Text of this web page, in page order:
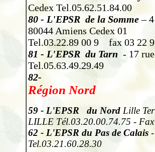
Cedex Tel.05.62.51.84.00
80 - L'EPSR de la Somme–
80044 Amiens Cedex 01
Tel.03.22.89 00 9
fax 03 22
81 - L'EPSR du Tarn - 17
Tel.05.63.49.29.49
82-
Région Nord
59 - L'EPSR du Nord Lille
LILLE Tél.03.20.00.74.75 -
62 - L'EPSR du Pas de Calais
Tel.03.21.60.28.30